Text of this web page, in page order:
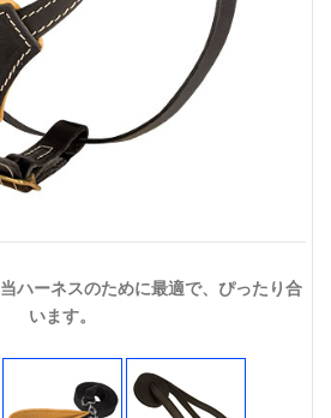
ハーネスのために最適で、ぴったり合
います。